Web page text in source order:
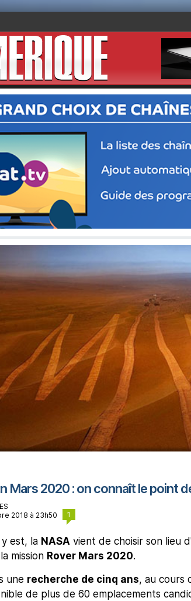
Mars 2020 : on connaît le point
2018 à 23h50
1
est, la NASA vient de choisir son lieu
mission Rover Mars 2020.
une recherche de cinq ans, au cours
de plus de 60 emplacements